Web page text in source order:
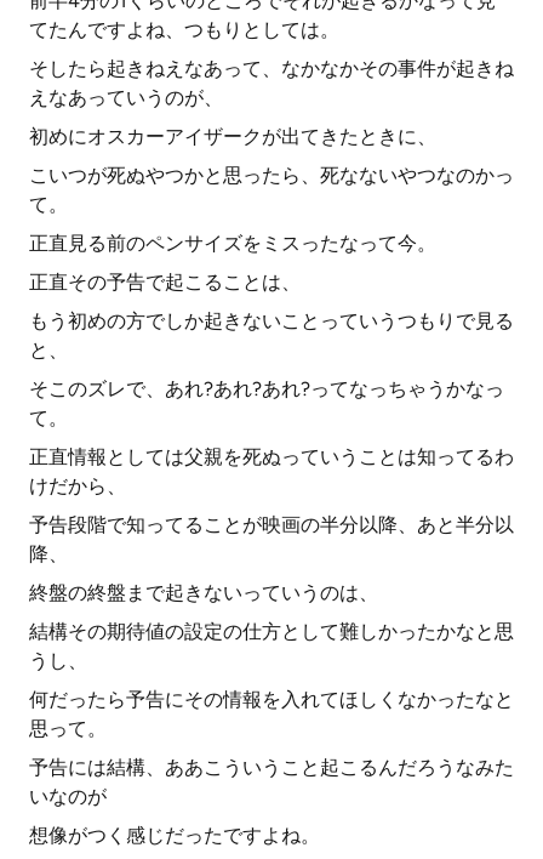
てたんですよね、つもりとしては。
そしたら起きねえなあって、なかなかその事件が起きね
えなあっていうのが、
初めにオスカーアイザークが出てきたときに、
こいつが死ぬやつかと思ったら、死なないやつなのかっ
て。
正直見る前のペンサイズをミスったなって今。
正直その予告で起こることは、
もう初めの方でしか起きないことっていうつもりで見る
と、
そこのズレで、あれ?あれ?あれ?ってなっちゃうかなっ
て。
正直情報としては父親を死ぬっていうことは知ってるわ
けだから、
予告段階で知ってることが映画の半分以降、あと半分以
降、
終盤の終盤まで起きないっていうのは、
結構その期待値の設定の仕方として難しかったかなと思
うし、
何だったら予告にその情報を入れてほしくなかったなと
思って。
予告には結構、ああこういうこと起こるんだろうなみた
いなのが
想像がつく感じだったですよね。